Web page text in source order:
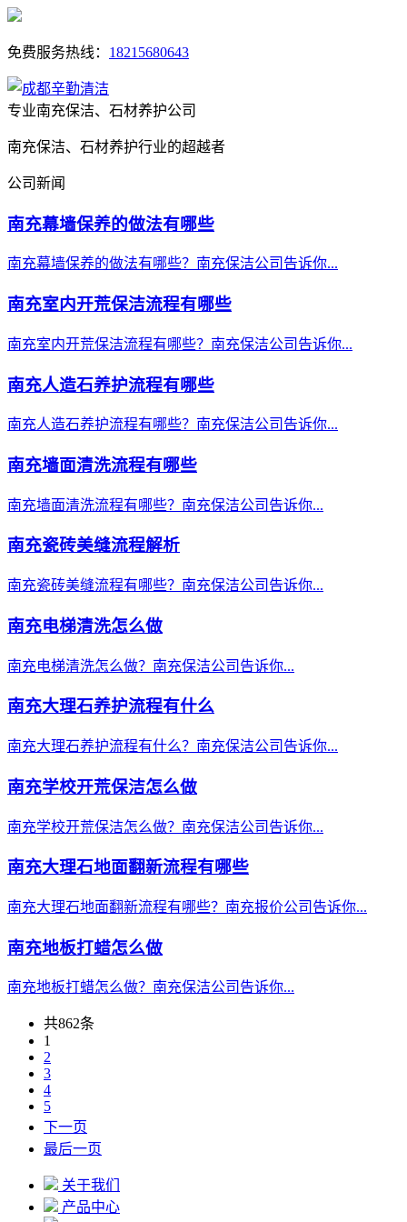
免费服务热线： 18215680643
专业南充保洁、石材养护公司
南充保洁、石材养护行业的超越者
公司新闻
南充幕墙保养的做法有哪些
南充幕墙保养的做法有哪些？南充保洁公司告诉你...
南充室内开荒保洁流程有哪些
南充室内开荒保洁流程有哪些？南充保洁公司告诉你...
南充人造石养护流程有哪些
南充人造石养护流程有哪些？南充保洁公司告诉你...
南充墙面清洗流程有哪些
南充墙面清洗流程有哪些？南充保洁公司告诉你...
南充瓷砖美缝流程解析
南充瓷砖美缝流程有哪些？南充保洁公司告诉你...
南充电梯清洗怎么做
南充电梯清洗怎么做？南充保洁公司告诉你...
南充大理石养护流程有什么
南充大理石养护流程有什么？南充保洁公司告诉你...
南充学校开荒保洁怎么做
南充学校开荒保洁怎么做？南充保洁公司告诉你...
南充大理石地面翻新流程有哪些
南充大理石地面翻新流程有哪些？南充报价公司告诉你...
南充地板打蜡怎么做
南充地板打蜡怎么做？南充保洁公司告诉你...
共862条
1
2
3
4
5
下一页
最后一页
关于我们
产品中心